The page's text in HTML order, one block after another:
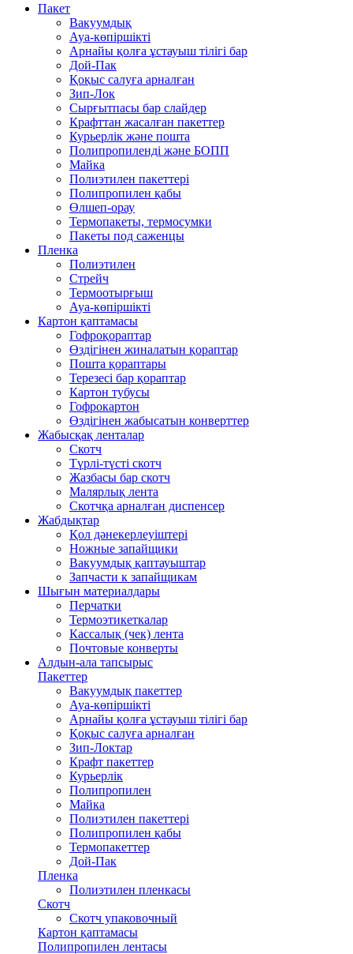
Пакет
Вакуумдық
Ауа-көпіршікті
Арнайы қолға ұстауыш тілігі бар
Дой-Пак
Қоқыс салуға арналған
Зип-Лок
Сырғытпасы бар слайдер
Крафттан жасалған пакеттер
Курьерлік және пошта
Полипропиленді және БОПП
Майка
Полиэтилен пакеттері
Полипропилен қабы
Өлшеп-орау
Термопакеты, термосумки
Пакеты под саженцы
Пленка
Полиэтилен
Стрейч
Термоотырғыш
Ауа-көпіршікті
Картон қаптамасы
Гофроқораптар
Өздігінен жиналатын қораптар
Пошта қораптары
Терезесі бар қораптар
Картон тубусы
Гофрокартон
Өздігінен жабысатын конверттер
Жабысқақ ленталар
Скотч
Түрлі-түсті скотч
Жазбасы бар скотч
Малярлық лента
Скотчқа арналған диспенсер
Жабдықтар
Қол дәнекерлеуіштері
Ножные запайщики
Вакуумдық қаптауыштар
Запчасти к запайщикам
Шығын материалдары
Перчатки
Термоэтикеткалар
Кассалық (чек) лента
Почтовые конверты
Алдын-ала тапсырыс
Пакеттер
Вакуумдық пакеттер
Ауа-көпіршікті
Арнайы қолға ұстауыш тілігі бар
Қоқыс салуға арналған
Зип-Локтар
Крафт пакеттер
Курьерлік
Полипропилен
Майка
Полиэтилен пакеттері
Полипропилен қабы
Термопакеттер
Дой-Пак
Пленка
Полиэтилен пленкасы
Скотч
Скотч упаковочный
Картон қаптамасы
Полипропилен лентасы